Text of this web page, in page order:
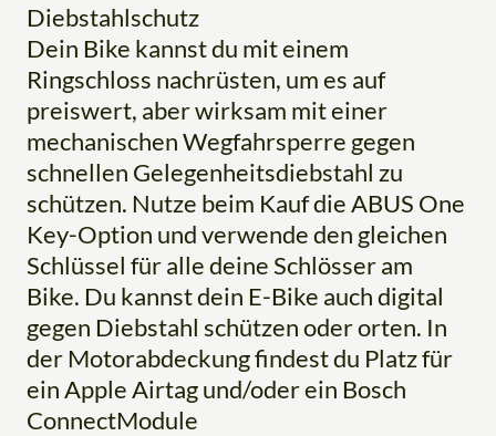
Diebstahlschutz
Dein Bike kannst du mit einem
Ringschloss nachrüsten, um es auf
preiswert, aber wirksam mit einer
mechanischen Wegfahrsperre gegen
schnellen Gelegenheitsdiebstahl zu
schützen. Nutze beim Kauf die ABUS One
Key-Option und verwende den gleichen
Schlüssel für alle deine Schlösser am
Bike. Du kannst dein E-Bike auch digital
gegen Diebstahl schützen oder orten. In
der Motorabdeckung findest du Platz für
ein Apple Airtag und/oder ein Bosch
ConnectModule